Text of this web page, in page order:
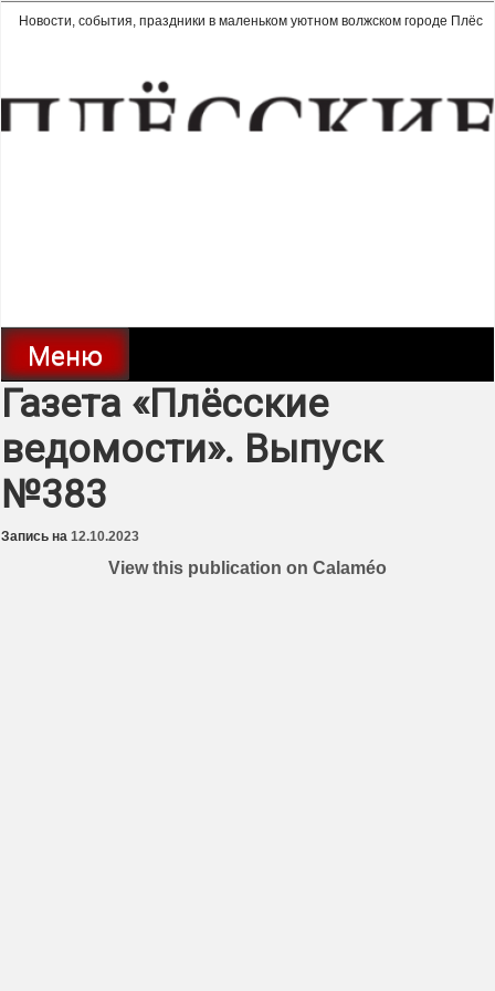
города Плёс
Новости, события, праздники в маленьком уютном волжском городе Плёс
Меню
Газета «Плёсские
ведомости». Выпуск
№383
Запись на 12.10.2023
View this publication on Calaméo